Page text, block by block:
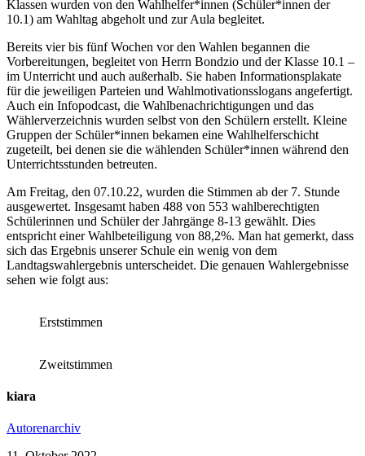
Klassen wurden von den Wahlhelfer*innen (Schüler*innen der
10.1) am Wahltag abgeholt und zur Aula begleitet.
Bereits vier bis fünf Wochen vor den Wahlen begannen die
Vorbereitungen, begleitet von Herrn Bondzio und der Klasse 10.1 –
im Unterricht und auch außerhalb. Sie haben Informationsplakate
für die jeweiligen Parteien und Wahlmotivationsslogans angefertigt.
Auch ein Infopodcast, die Wahlbenachrichtigungen und das
Wählerverzeichnis wurden selbst von den Schülern erstellt. Kleine
Gruppen der Schüler*innen bekamen eine Wahlhelferschicht
zugeteilt, bei denen sie die wählenden Schüler*innen während den
Unterrichtsstunden betreuten.
Am Freitag, den 07.10.22, wurden die Stimmen ab der 7. Stunde
ausgewertet. Insgesamt haben 488 von 553 wahlberechtigten
Schülerinnen und Schüler der Jahrgänge 8-13 gewählt. Dies
entspricht einer Wahlbeteiligung von 88,2%. Man hat gemerkt, dass
sich das Ergebnis unserer Schule ein wenig von dem
Landtagswahlergebnis unterscheidet. Die genauen Wahlergebnisse
sehen wie folgt aus:
Erststimmen
Zweitstimmen
kiara
Autorenarchiv